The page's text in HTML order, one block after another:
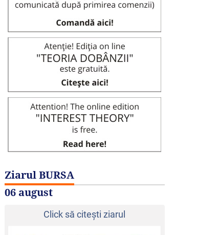
Ziarul BURSA
06 august
Click să citeşti ziarul